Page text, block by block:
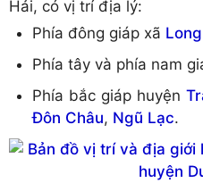
Hải, có vị trí địa lý:
Phía đông giáp xã
Phía tây và phía nam
Phía bắc giáp huyện
Đôn Châu, Ngũ Lạc.